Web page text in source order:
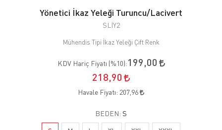
Yönetici İkaz Yeleği Turuncu/Lacivert
SLİY2
Mühendis Tipi İkaz Yeleği Çift Renk
KDV Hariç Fiyatı (%10):199,00
218,90
Havale Fiyatı: 207,96
BEDEN: S